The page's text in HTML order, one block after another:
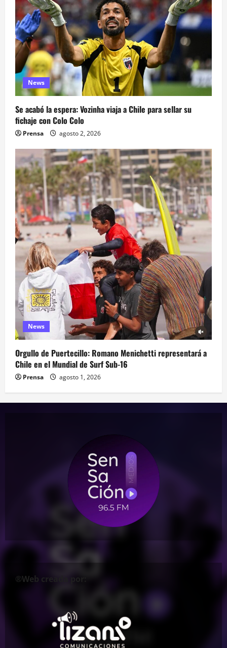
News
Se acabó la espera: Vozinha viaja a Chile para sellar su
fichaje con Colo Colo
Prensa agosto 2, 2026
News
Orgullo de Puertecillo: Romano Menichetti representará a
Chile en el Mundial de Surf Sub-16
Prensa agosto 1, 2026
®Web creada por: